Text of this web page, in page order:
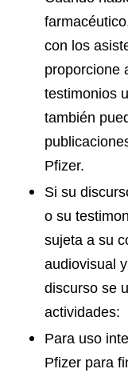
con los
proporcione
testimonios
también
Pfizer.
Si su
o su
sujeta a su
audiovisual
discurso se
actividades:
Para uso
Pfizer para